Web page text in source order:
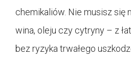
chemikaliów. Nie musisz się
wina, oleju czy cytryny – z
bez ryzyka trwałego